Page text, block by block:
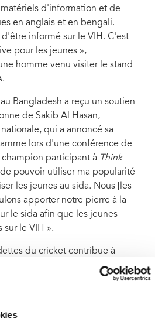
d'information et de
en anglais et en bengali.
informé sur le VIH. C'est
pour les jeunes »,
homme venu visiter le stand
Bangladesh a reçu un soutien
de Sakib Al Hasan,
qui a annoncé sa
lors d'une conférence de
champion participant à Think
pouvoir utiliser ma popularité
les jeunes au sida. Nous [les
apporter notre pierre à la
le sida afin que les jeunes
sur le VIH ».
du cricket contribue à
d'un public jeune et de
», indique Salil Panakadan,
pour le Bangladesh.